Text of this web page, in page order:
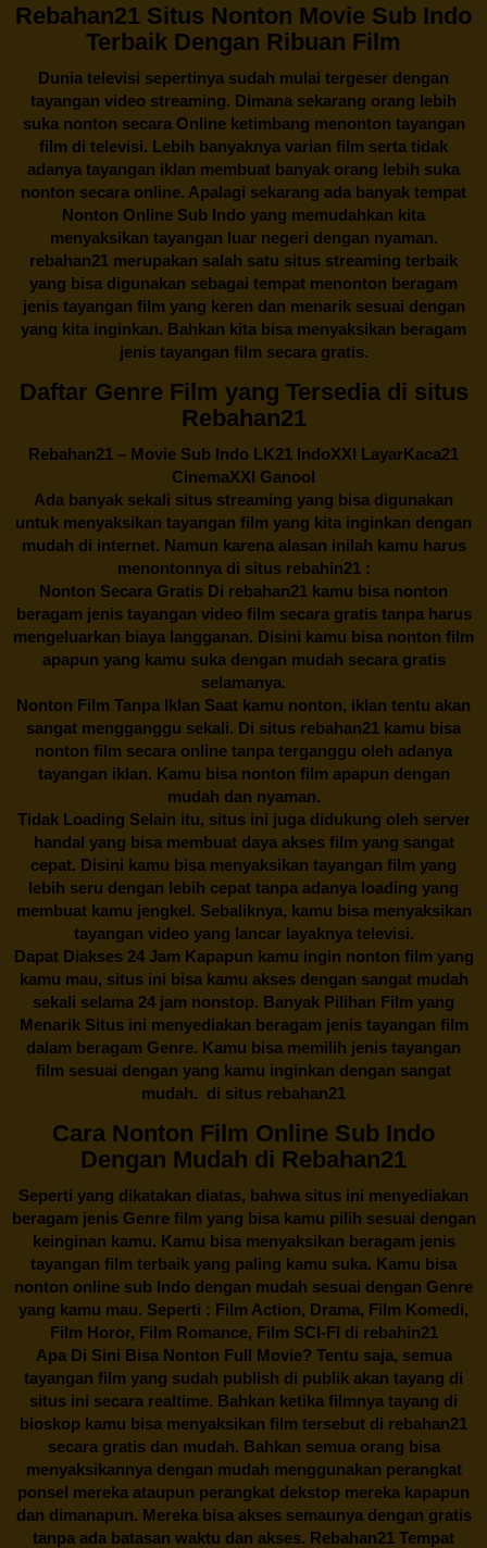
Rebahan21 Situs Nonton Movie Sub Indo
Terbaik Dengan Ribuan Film
Dunia televisi sepertinya sudah mulai tergeser dengan
tayangan video streaming. Dimana sekarang orang lebih
suka nonton secara Online ketimbang menonton tayangan
film di televisi. Lebih banyaknya varian film serta tidak
adanya tayangan iklan membuat banyak orang lebih suka
nonton secara online. Apalagi sekarang ada banyak tempat
Nonton Online Sub Indo yang memudahkan kita
menyaksikan tayangan luar negeri dengan nyaman.
rebahan21 merupakan salah satu situs streaming terbaik
yang bisa digunakan sebagai tempat menonton beragam
jenis tayangan film yang keren dan menarik sesuai dengan
yang kita inginkan. Bahkan kita bisa menyaksikan beragam
jenis tayangan film secara gratis.
Daftar Genre Film yang Tersedia di situs
Rebahan21
Rebahan21 – Movie Sub Indo LK21 IndoXXI LayarKaca21
CinemaXXI Ganool
Ada banyak sekali situs streaming yang bisa digunakan
untuk menyaksikan tayangan film yang kita inginkan dengan
mudah di internet. Namun karena alasan inilah kamu harus
menontonnya di situs rebahin21 :
Nonton Secara Gratis Di rebahan21 kamu bisa nonton
beragam jenis tayangan video film secara gratis tanpa harus
mengeluarkan biaya langganan. Disini kamu bisa nonton film
apapun yang kamu suka dengan mudah secara gratis
selamanya.
Nonton Film Tanpa Iklan Saat kamu nonton, iklan tentu akan
sangat mengganggu sekali. Di situs rebahan21 kamu bisa
nonton film secara online tanpa terganggu oleh adanya
tayangan iklan. Kamu bisa nonton film apapun dengan
mudah dan nyaman.
Tidak Loading Selain itu, situs ini juga didukung oleh server
handal yang bisa membuat daya akses film yang sangat
cepat. Disini kamu bisa menyaksikan tayangan film yang
lebih seru dengan lebih cepat tanpa adanya loading yang
membuat kamu jengkel. Sebaliknya, kamu bisa menyaksikan
tayangan video yang lancar layaknya televisi.
Dapat Diakses 24 Jam Kapapun kamu ingin nonton film yang
kamu mau, situs ini bisa kamu akses dengan sangat mudah
sekali selama 24 jam nonstop. Banyak Pilihan Film yang
Menarik Situs ini menyediakan beragam jenis tayangan film
dalam beragam Genre. Kamu bisa memilih jenis tayangan
film sesuai dengan yang kamu inginkan dengan sangat
mudah. di situs rebahan21
Cara Nonton Film Online Sub Indo
Dengan Mudah di Rebahan21
Seperti yang dikatakan diatas, bahwa situs ini menyediakan
beragam jenis Genre film yang bisa kamu pilih sesuai dengan
keinginan kamu. Kamu bisa menyaksikan beragam jenis
tayangan film terbaik yang paling kamu suka. Kamu bisa
nonton online sub Indo dengan mudah sesuai dengan Genre
yang kamu mau. Seperti : Film Action, Drama, Film Komedi,
Film Horor, Film Romance, Film SCI-FI di rebahin21
Apa Di Sini Bisa Nonton Full Movie? Tentu saja, semua
tayangan film yang sudah publish di publik akan tayang di
situs ini secara realtime. Bahkan ketika filmnya tayang di
bioskop kamu bisa menyaksikan film tersebut di rebahan21
secara gratis dan mudah. Bahkan semua orang bisa
menyaksikannya dengan mudah menggunakan perangkat
ponsel mereka ataupun perangkat dekstop mereka kapapun
dan dimanapun. Mereka bisa akses semaunya dengan gratis
tanpa ada batasan waktu dan akses. Rebahan21 Tempat